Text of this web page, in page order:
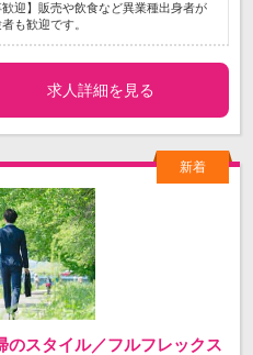
歓迎】販売や飲食など異業種出身者が
も歓迎です。
求人詳細を見る
のスタイル／フルフレックス